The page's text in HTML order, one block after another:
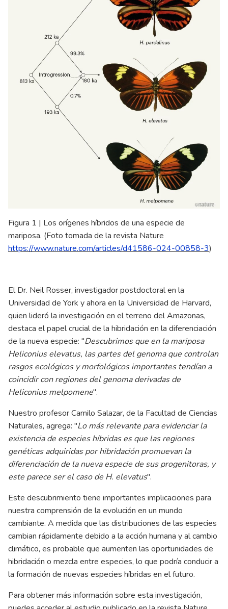
Figura 1 | Los orígenes híbridos de una especie de
mariposa. (Foto tomada de la revista Nature
https://www.nature.com/articles/d41586-024-00858-3)
El Dr. Neil Rosser, investigador postdoctoral en la
Universidad de York y ahora en la Universidad de Harvard,
quien lideró la investigación en el terreno del Amazonas,
destaca el papel crucial de la hibridación en la diferenciación
de la nueva especie: "Descubrimos que en la mariposa
Heliconius elevatus, las partes del genoma que controlan
rasgos ecológicos y morfológicos importantes tendían a
coincidir con regiones del genoma derivadas de
Heliconius melpomene".
Nuestro profesor Camilo Salazar, de la Facultad de Ciencias
Naturales, agrega: "Lo más relevante para evidenciar la
existencia de especies híbridas es que las regiones
genéticas adquiridas por hibridación promuevan la
diferenciación de la nueva especie de sus progenitoras, y
este parece ser el caso de H. elevatus".
Este descubrimiento tiene importantes implicaciones para
nuestra comprensión de la evolución en un mundo
cambiante. A medida que las distribuciones de las especies
cambian rápidamente debido a la acción humana y al cambio
climático, es probable que aumenten las oportunidades de
hibridación o mezcla entre especies, lo que podría conducir a
la formación de nuevas especies híbridas en el futuro.
Para obtener más información sobre esta investigación,